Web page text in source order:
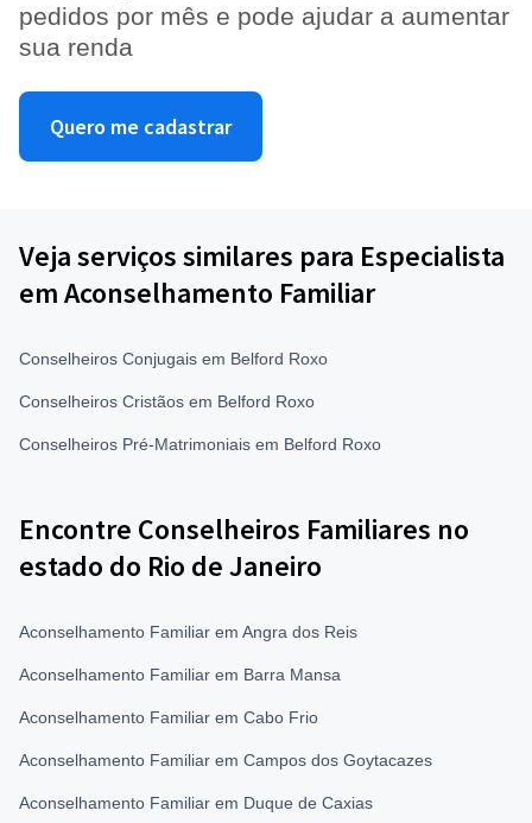
pedidos por mês e pode ajudar a aumentar
sua renda
Quero me cadastrar
Veja serviços similares para Especialista
em Aconselhamento Familiar
Conselheiros Conjugais em Belford Roxo
Conselheiros Cristãos em Belford Roxo
Conselheiros Pré-Matrimoniais em Belford Roxo
Encontre Conselheiros Familiares no
estado do Rio de Janeiro
Aconselhamento Familiar em Angra dos Reis
Aconselhamento Familiar em Barra Mansa
Aconselhamento Familiar em Cabo Frio
Aconselhamento Familiar em Campos dos Goytacazes
Aconselhamento Familiar em Duque de Caxias